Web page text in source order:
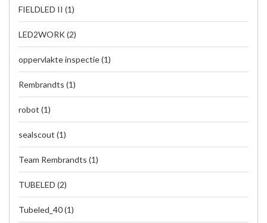
FIELDLED II (1)
LED2WORK(2)
oppervlakte inspectie(1)
Rembrandts (1)
robot (1)
sealscout (1)
Team Rembrandts (1)
TUBELED (2)
Tubeled_40(1)